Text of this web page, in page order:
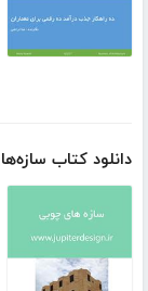
دانلود کتاب